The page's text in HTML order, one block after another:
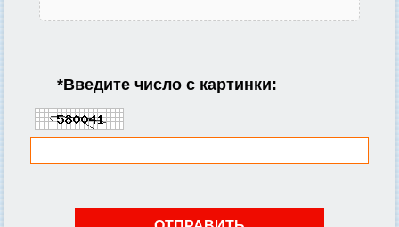
*Введите число с картинки: